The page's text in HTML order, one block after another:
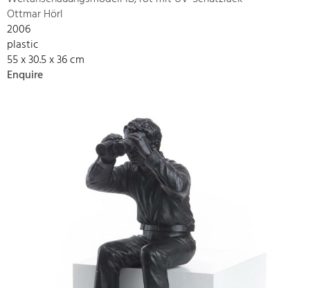
Ottmar Hörl
2006
plastic
55 x 30.5 x 36 cm
Enquire